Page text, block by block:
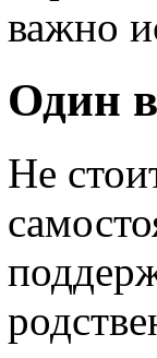
важно
Один
Не